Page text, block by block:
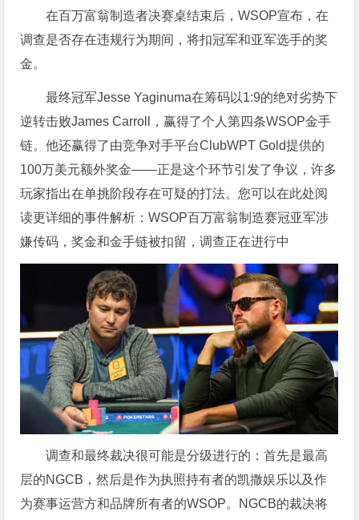
在百万富翁制造者决赛桌结束后，WSOP宣布，在
调查是否存在违规行为期间，将扣冠军和亚军选手的奖
金。
最终冠军Jesse Yaginuma在筹码以1:9的绝对劣势下
逆转击败James Carroll，赢得了个人第四条WSOP金手
链。他还赢得了由竞争对手平台ClubWPT Gold提供的
100万美元额外奖金——正是这个环节引发了争议，许多
玩家指出在单挑阶段存在可疑的打法。您可以在此处阅
读更详细的事件解析：WSOP百万富翁制造赛冠亚军涉
嫌传码，奖金和金手链被扣留，调查正在进行中
调查和最终裁决很可能是分级进行的：首先是最高
层的NGCB，然后是作为执照持有者的凯撒娱乐以及作
为赛事运营方和品牌所有者的WSOP。NGCB的裁决将